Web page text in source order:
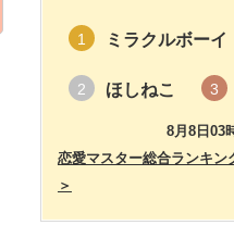
1 ミラクルボーイ
2 ほしねこ 3
8月8日03
恋愛マスター総合ランキン
＞